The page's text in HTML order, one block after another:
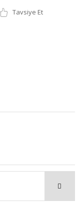
Tavsiye Et